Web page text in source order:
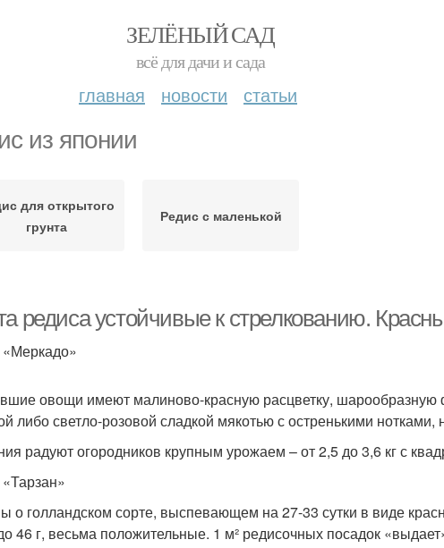
ЗЕЛЁНЫЙ САД
всё для дачи и сада
главная новости статьи
из японии
для открытого
грунта
Редис с маленькой
редиса устойчивые к стрелкованию.
овощи имеют малиново-красную расцветку,
либо светло-розовой сладкой мякотью с остренькими нотками,
радуют огородников крупным урожаем – от 2,5 до 3,6 кг с
о голландском сорте, выспевающем на 27-33 сутки в виде
46 г, весьма положительные. 1 м² редисочных посадок